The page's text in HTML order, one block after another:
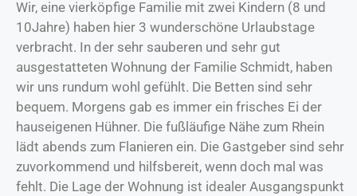
Wir, eine vierköpfige Familie mit zwei Kindern (8 und
10Jahre) haben hier 3 wunderschöne Urlaubstage
verbracht. In der sehr sauberen und sehr gut
ausgestatteten Wohnung der Familie Schmidt, haben
wir uns rundum wohl gefühlt. Die Betten sind sehr
bequem. Morgens gab es immer ein frisches Ei der
hauseigenen Hühner. Die fußläufige Nähe zum Rhein
lädt abends zum Flanieren ein. Die Gastgeber sind sehr
zuvorkommend und hilfsbereit, wenn doch mal was
fehlt. Die Lage der Wohnung ist idealer Ausgangspunkt